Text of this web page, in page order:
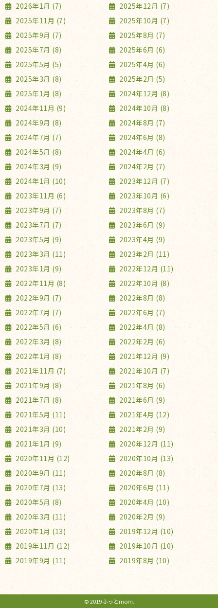
2026年1月 (7)
2025年12月 (7)
2025年11月 (7)
2025年10月 (7)
2025年9月 (7)
2025年8月 (7)
2025年7月 (8)
2025年6月 (6)
2025年5月 (5)
2025年4月 (6)
2025年3月 (8)
2025年2月 (5)
2025年1月 (8)
2024年12月 (8)
2024年11月 (9)
2024年10月 (8)
2024年9月 (8)
2024年8月 (7)
2024年7月 (7)
2024年6月 (8)
2024年5月 (8)
2024年4月 (6)
2024年3月 (9)
2024年2月 (7)
2024年1月 (10)
2023年12月 (7)
2023年11月 (6)
2023年10月 (6)
2023年9月 (7)
2023年8月 (7)
2023年7月 (7)
2023年6月 (9)
2023年5月 (9)
2023年4月 (9)
2023年3月 (11)
2023年2月 (11)
2023年1月 (9)
2022年12月 (11)
2022年11月 (8)
2022年10月 (8)
2022年9月 (7)
2022年8月 (8)
2022年7月 (7)
2022年6月 (7)
2022年5月 (6)
2022年4月 (8)
2022年3月 (8)
2022年2月 (6)
2022年1月 (8)
2021年12月 (9)
2021年11月 (7)
2021年10月 (7)
2021年9月 (8)
2021年8月 (6)
2021年7月 (8)
2021年6月 (9)
2021年5月 (11)
2021年4月 (12)
2021年3月 (10)
2021年2月 (9)
2021年1月 (9)
2020年12月 (11)
2020年11月 (12)
2020年10月 (13)
2020年9月 (11)
2020年8月 (8)
2020年7月 (13)
2020年6月 (11)
2020年5月 (8)
2020年4月 (10)
2020年3月 (11)
2020年2月 (9)
2020年1月 (13)
2019年12月 (10)
2019年11月 (12)
2019年10月 (10)
2019年9月 (11)
2019年8月 (10)
© 2019 ふっとmom.